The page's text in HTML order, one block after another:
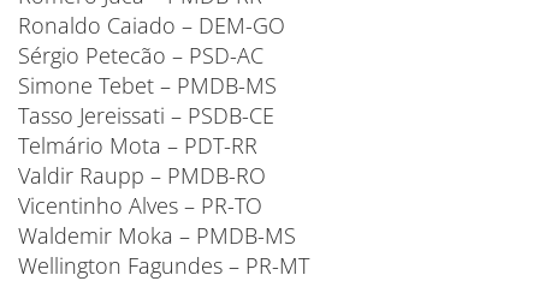
Ronaldo Caiado – DEM-GO
Sérgio Petecão – PSD-AC
Simone Tebet – PMDB-MS
Tasso Jereissati – PSDB-CE
Telmário Mota – PDT-RR
Valdir Raupp – PMDB-RO
Vicentinho Alves – PR-TO
Waldemir Moka – PMDB-MS
Wellington Fagundes – PR-MT